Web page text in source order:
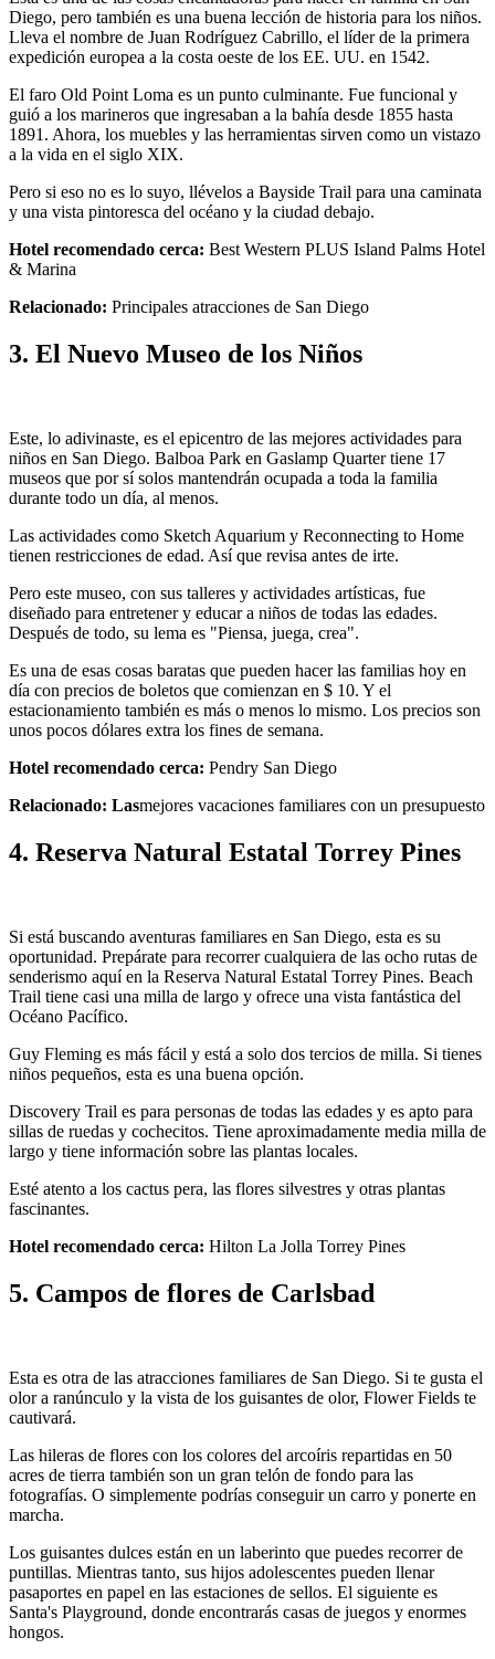
Diego, pero también es una buena lección de historia para los niños.
Lleva el nombre de Juan Rodríguez Cabrillo, el líder de la primera
expedición europea a la costa oeste de los EE. UU. en 1542.
El faro Old Point Loma es un punto culminante. Fue funcional y
guió a los marineros que ingresaban a la bahía desde 1855 hasta
1891. Ahora, los muebles y las herramientas sirven como un vistazo
a la vida en el siglo XIX.
Pero si eso no es lo suyo, llévelos a Bayside Trail para una caminata
y una vista pintoresca del océano y la ciudad debajo.
Hotel recomendado cerca: Best Western PLUS Island Palms Hotel
& Marina
Relacionado: Principales atracciones de San Diego
3. El Nuevo Museo de los Niños
Este, lo adivinaste, es el epicentro de las mejores actividades para
niños en San Diego. Balboa Park en Gaslamp Quarter tiene 17
museos que por sí solos mantendrán ocupada a toda la familia
durante todo un día, al menos.
Las actividades como Sketch Aquarium y Reconnecting to Home
tienen restricciones de edad. Así que revisa antes de irte.
Pero este museo, con sus talleres y actividades artísticas, fue
diseñado para entretener y educar a niños de todas las edades.
Después de todo, su lema es "Piensa, juega, crea".
Es una de esas cosas baratas que pueden hacer las familias hoy en
día con precios de boletos que comienzan en $ 10. Y el
estacionamiento también es más o menos lo mismo. Los precios son
unos pocos dólares extra los fines de semana.
Hotel recomendado cerca: Pendry San Diego
Relacionado: Lasmejores vacaciones familiares con un presupuesto
4. Reserva Natural Estatal Torrey Pines
Si está buscando aventuras familiares en San Diego, esta es su
oportunidad. Prepárate para recorrer cualquiera de las ocho rutas de
senderismo aquí en la Reserva Natural Estatal Torrey Pines. Beach
Trail tiene casi una milla de largo y ofrece una vista fantástica del
Océano Pacífico.
Guy Fleming es más fácil y está a solo dos tercios de milla. Si tienes
niños pequeños, esta es una buena opción.
Discovery Trail es para personas de todas las edades y es apto para
sillas de ruedas y cochecitos. Tiene aproximadamente media milla de
largo y tiene información sobre las plantas locales.
Esté atento a los cactus pera, las flores silvestres y otras plantas
fascinantes.
Hotel recomendado cerca: Hilton La Jolla Torrey Pines
5. Campos de flores de Carlsbad
Esta es otra de las atracciones familiares de San Diego. Si te gusta el
olor a ranúnculo y la vista de los guisantes de olor, Flower Fields te
cautivará.
Las hileras de flores con los colores del arcoíris repartidas en 50
acres de tierra también son un gran telón de fondo para las
fotografías. O simplemente podrías conseguir un carro y ponerte en
marcha.
Los guisantes dulces están en un laberinto que puedes recorrer de
puntillas. Mientras tanto, sus hijos adolescentes pueden llenar
pasaportes en papel en las estaciones de sellos. El siguiente es
Santa's Playground, donde encontrarás casas de juegos y enormes
hongos.